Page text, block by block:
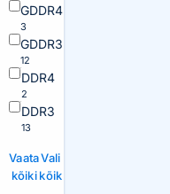
GDDR4
3
GDDR3
12
DDR4
2
DDR3
13
Vaata
kõiki
Vali
kõik